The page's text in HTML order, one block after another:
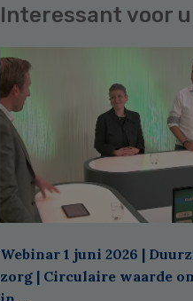
Interessant voor u
Webinar 1 juni 2026 |
zorg | Circulaire waarde